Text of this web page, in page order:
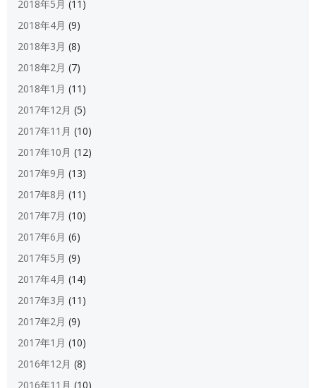
2018年5月 (11)
2018年4月 (9)
2018年3月 (8)
2018年2月 (7)
2018年1月 (11)
2017年12月 (5)
2017年11月 (10)
2017年10月 (12)
2017年9月 (13)
2017年8月 (11)
2017年7月 (10)
2017年6月 (6)
2017年5月 (9)
2017年4月 (14)
2017年3月 (11)
2017年2月 (9)
2017年1月 (10)
2016年12月 (8)
2016年11月 (10)